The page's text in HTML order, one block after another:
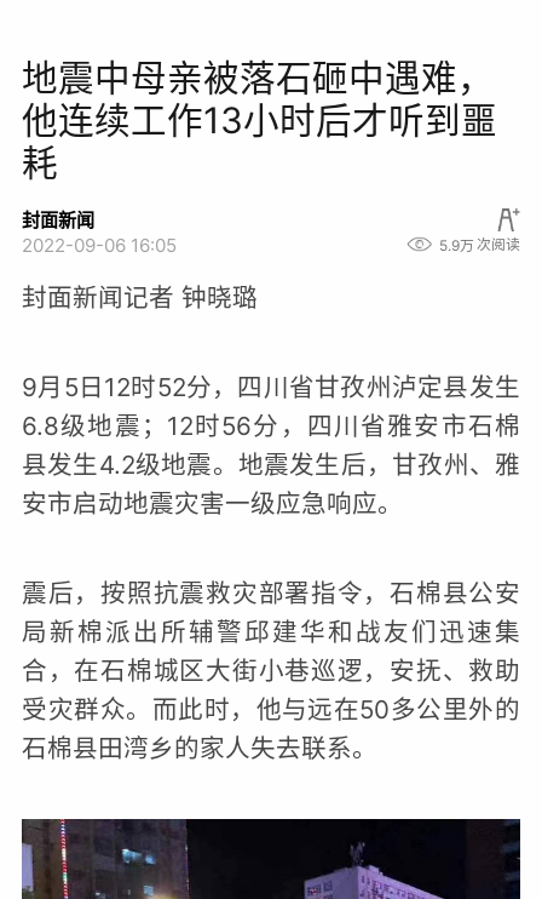
地震中母亲被落石砸中遇难，
他连续工作13小时后才听到噩
耗
封面新闻
2022-09-06 16:05
5.9万 次阅读
封面新闻记者 钟晓璐
9月5日12时52分，四川省甘孜州泸定县发生
6.8级地震；12时56分，四川省雅安市石棉
县发生4.2级地震。地震发生后，甘孜州、雅
安市启动地震灾害一级应急响应。
震后，按照抗震救灾部署指令，石棉县公安
局新棉派出所辅警邱建华和战友们迅速集
合，在石棉城区大街小巷巡逻，安抚、救助
受灾群众。而此时，他与远在50多公里外的
石棉县田湾乡的家人失去联系。